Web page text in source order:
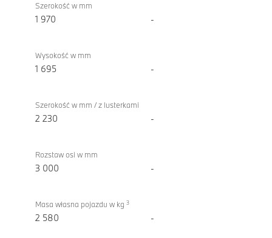
Szerokość w mm
1 970 -
Wysokość w mm
1 695 -
Szerokość w mm / z lusterkami
2 230 -
Rozstaw osi w mm
3 000 -
Masa własna pojazdu w kg 3
2 580 -